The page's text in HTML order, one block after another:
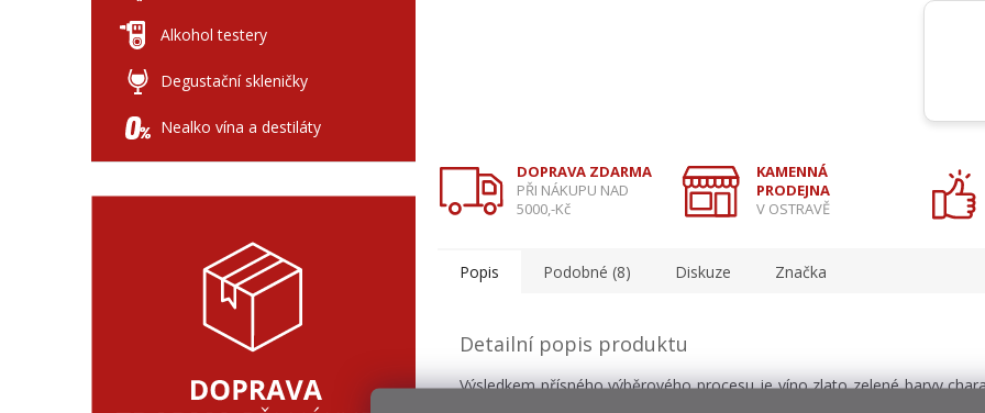
Alkohol testery
Degustační skleničky
Nealko vína a destiláty
DOPRAVA ZDARMA
PŘI NÁKUPU NAD
5000,-Kč
KAMENNÁ
PRODEJNA
V OSTRAVĚ
Popis Podobné (8) Diskuze Značka
Detailní popis produktu
Výsledkem přísného výběrového procesu je víno zlato zelené barvy